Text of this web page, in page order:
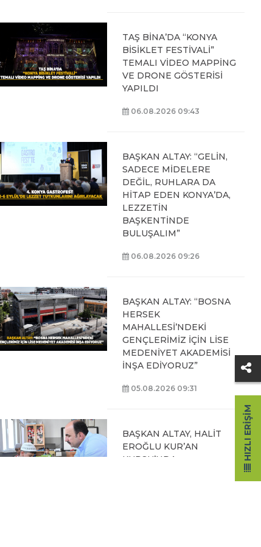
TAŞ BİNA’DA “KONYA
BİSİKLET FESTİVALİ”
TEMALI VİDEO MAPPİNG
VE DRONE GÖSTERİSİ
YAPILDI
06.08.2026 09:43
BAŞKAN ALTAY: “GELİN,
SADECE MİDELERE
DEĞİL, RUHLARA DA
HİTAP EDEN KONYA’DA,
LEZZETİN
BAŞKENTİNDE
BULUŞALIM”
06.08.2026 09:26
BAŞKAN ALTAY: “BOSNA
HERSEK
MAHALLESİ’NDEKİ
GENÇLERİMİZ İÇİN LİSE
MEDENİYET AKADEMİSİ
İNŞA EDİYORUZ”
05.08.2026 09:31
BAŞKAN ALTAY, HALİT
EROĞLU KUR’AN
KURSU’NDA
HIZLI ERIŞIM